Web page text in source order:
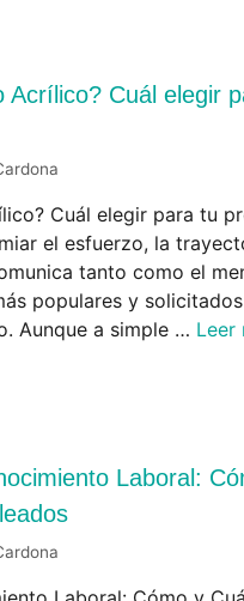
Acrílico? Cuál elegir
Cuál elegir para tu
el esfuerzo, la
tanto como el
populares y
Aunque a simple … Leer
Laboral: